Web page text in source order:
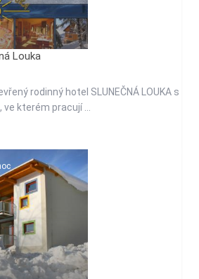
Louka
rodinný hotel SLUNEČNÁ LOUKA s
kterém pracují ...